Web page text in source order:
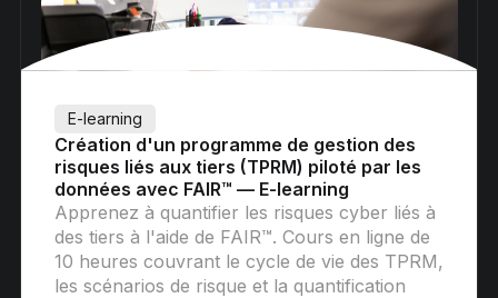
E-learning
Création d'un programme de gestion des
risques liés aux tiers (TPRM) piloté par les
données avec FAIR™ — E-learning
Apprenez à quantifier les risques cyber liés à
des tiers à l'aide de FAIR™. Cours en ligne de
10 heures couvrant le cycle de vie des TPRM,
les scénarios de risque et la quantification